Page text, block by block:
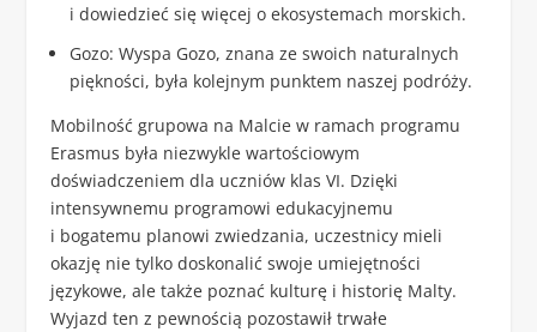
i dowiedzieć się więcej o ekosystemach morskich.
Gozo: Wyspa Gozo, znana ze swoich naturalnych
piękności, była kolejnym punktem naszej podróży.
Mobilność grupowa na Malcie w ramach programu
Erasmus była niezwykle wartościowym
doświadczeniem dla uczniów klas VI. Dzięki
intensywnemu programowi edukacyjnemu
i bogatemu planowi zwiedzania, uczestnicy mieli
okazję nie tylko doskonalić swoje umiejętności
językowe, ale także poznać kulturę i historię Malty.
Wyjazd ten z pewnością pozostawił trwałe